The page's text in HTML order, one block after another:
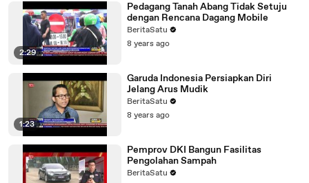
2:29
Pedagang Tanah Abang Tidak Setuju
dengan Rencana Dagang Mobile
BeritaSatu
8 years ago
1:23
Garuda Indonesia Persiapkan Diri
Jelang Arus Mudik
BeritaSatu
8 years ago
Pemprov DKI Bangun Fasilitas
Pengolahan Sampah
BeritaSatu